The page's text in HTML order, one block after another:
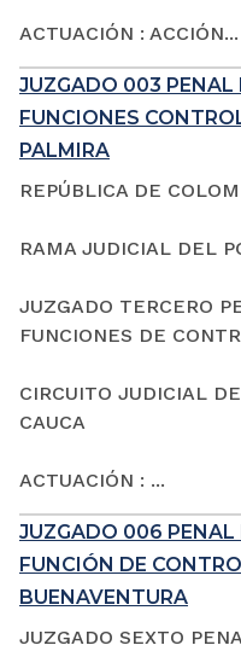
ACTUACIÓN : ACCIÓN...
JUZGADO 003 PENAL
FUNCIONES
PALMIRA
REPÚBLICA DE
RAMA JUDICIAL DEL
JUZGADO TERCERO
FUNCIONES DE
CIRCUITO JUDICIAL
CAUCA
ACTUACIÓN : ...
JUZGADO 006 PENAL
FUNCIÓN DE
BUENAVENTURA
JUZGADO SEXTO